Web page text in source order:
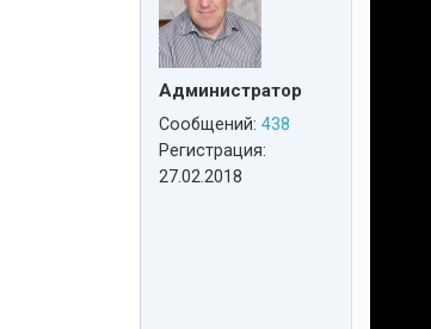
Администратор
Сообщений: 438
Регистрация:
27.02.2018